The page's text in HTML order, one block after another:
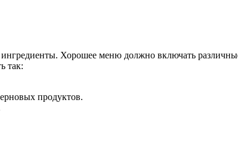
Хорошее меню должно включать
так:
продуктов.